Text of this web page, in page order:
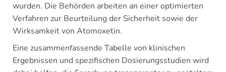
wurden. Die Behörden arbeiten an einer optimierten
Verfahren zur Beurteilung der Sicherheit sowie der
Wirksamkeit von Atomoxetin.
Eine zusammenfassende Tabelle von klinischen
Ergebnissen und spezifischen Dosierungsstudien wird